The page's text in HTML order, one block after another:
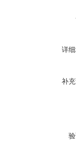
详细
补充